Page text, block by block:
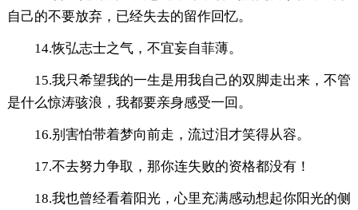
自己的不要放弃，已经失去的留作回忆。
14.恢弘志士之气，不宜妄自菲薄。
15.我只希望我的一生是用我自己的双脚走出来，不管
是什么惊涛骇浪，我都要亲身感受一回。
16.别害怕带着梦向前走，流过泪才笑得从容。
17.不去努力争取，那你连失败的资格都没有！
18.我也曾经看着阳光，心里充满感动想起你阳光的侧